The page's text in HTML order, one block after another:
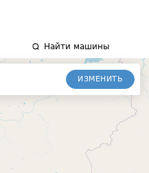
Найти машины
ИЗМЕНИТЬ